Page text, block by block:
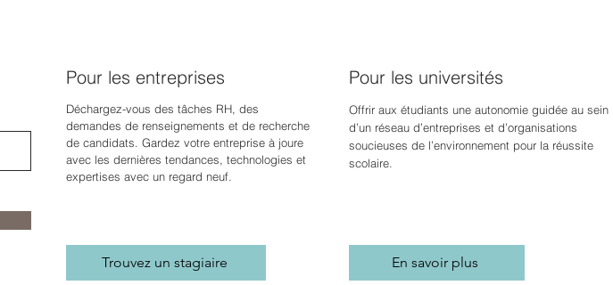
Pour les entreprises Pour les universités
Déchargez-vous des tâches RH, des
demandes de renseignements et de recherche
de candidats. Gardez votre entreprise à joure
avec les dernières tendances, technologies et
expertises avec un regard neuf.
Offrir aux étudiants une autonomie guidée au sein
d’un réseau d’entreprises et d’organisations
soucieuses de l’environnement pour la réussite
scolaire.
Trouvez un stagiaire En savoir plus